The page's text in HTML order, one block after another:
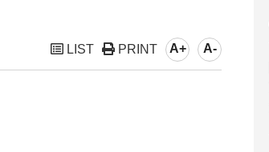
LIST PRINT A+ A-